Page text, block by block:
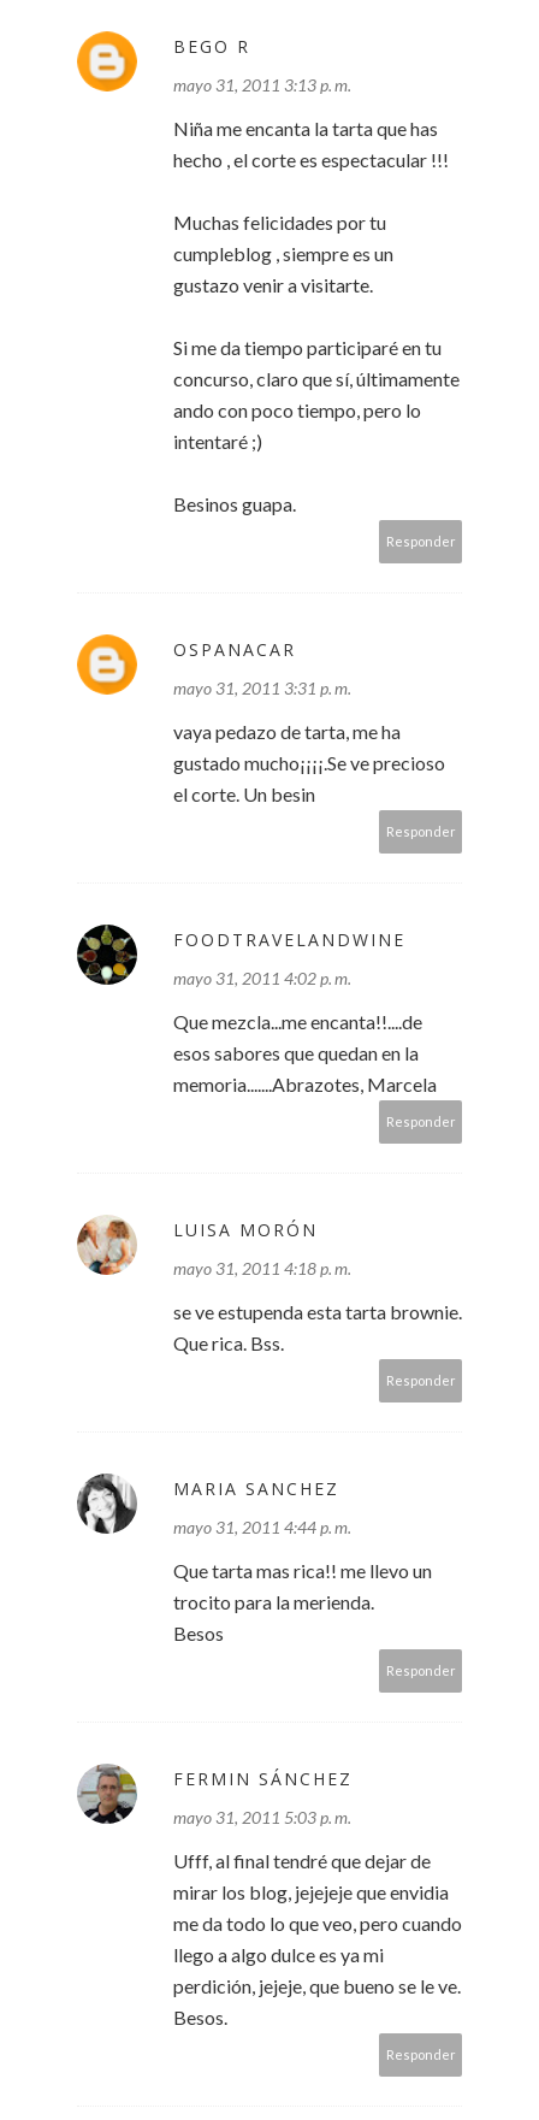
BEGO R
mayo 31, 2011 3:13 p. m.
Niña me encanta la tarta que has
hecho , el corte es espectacular !!!
Muchas felicidades por tu
cumpleblog , siempre es un
gustazo venir a visitarte.
Si me da tiempo participaré en tu
concurso, claro que sí, últimamente
ando con poco tiempo, pero lo
intentaré ;)
Besinos guapa.
Responder
OSPANACAR
mayo 31, 2011 3:31 p. m.
vaya pedazo de tarta, me ha
gustado mucho¡¡¡¡.Se ve precioso
el corte. Un besin
Responder
FOODTRAVELANDWINE
mayo 31, 2011 4:02 p. m.
Que mezcla...me encanta!!....de
esos sabores que quedan en la
memoria.......Abrazotes, Marcela
Responder
LUISA MORÓN
mayo 31, 2011 4:18 p. m.
se ve estupenda esta tarta brownie.
Que rica. Bss.
Responder
MARIA SANCHEZ
mayo 31, 2011 4:44 p. m.
Que tarta mas rica!! me llevo un
trocito para la merienda.
Besos
Responder
FERMIN SÁNCHEZ
mayo 31, 2011 5:03 p. m.
Ufff, al final tendré que dejar de
mirar los blog, jejejeje que envidia
me da todo lo que veo, pero cuando
llego a algo dulce es ya mi
perdición, jejeje, que bueno se le ve.
Besos.
Responder